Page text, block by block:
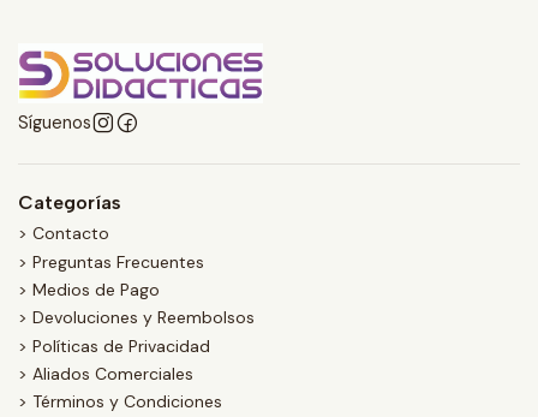
Síguenos
Categorías
> Contacto
> Preguntas Frecuentes
> Medios de Pago
> Devoluciones y Reembolsos
> Políticas de Privacidad
> Aliados Comerciales
> Términos y Condiciones